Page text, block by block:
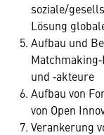
soziale/
Lösung
Aufbau und
und ‐akteure
Aufbau von
von Open
Verankerung